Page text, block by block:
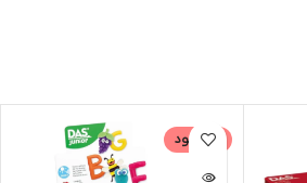
ناموجود